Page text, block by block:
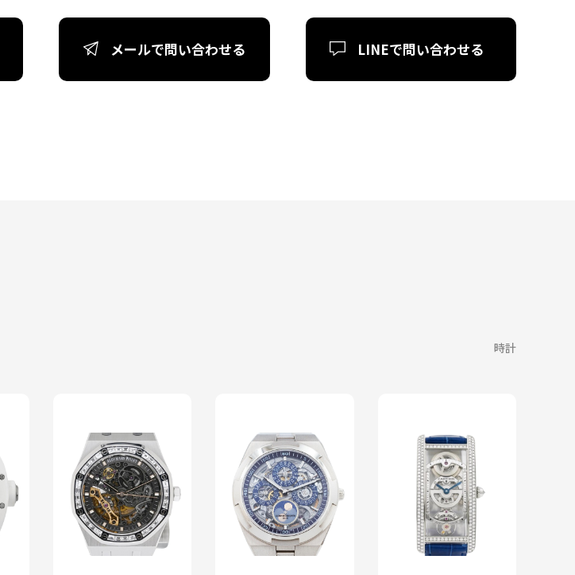
メールで問い合わせる LINEで問い合わせる
時計